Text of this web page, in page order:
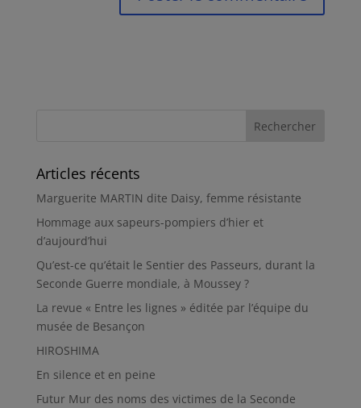
Articles récents
Marguerite MARTIN dite Daisy, femme résistante
Hommage aux sapeurs-pompiers d’hier et
d’aujourd’hui
Qu’est-ce qu’était le Sentier des Passeurs, durant la
Seconde Guerre mondiale, à Moussey ?
La revue « Entre les lignes » éditée par l’équipe du
musée de Besançon
HIROSHIMA
En silence et en peine
Futur Mur des noms des victimes de la Seconde